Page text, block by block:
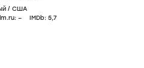
/ США
– IMDb: 5,7